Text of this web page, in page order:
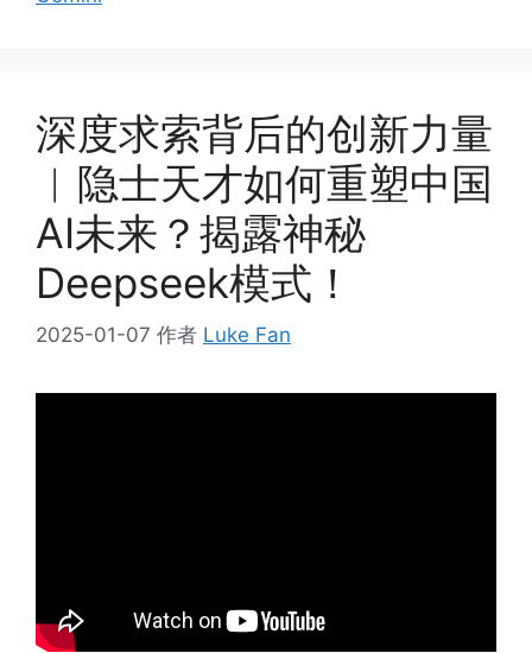
深度求索背后的创新力量
︱隐士天才如何重塑中国
AI未来？揭露神秘
Deepseek模式！
2025-01-07 作者 Luke Fan